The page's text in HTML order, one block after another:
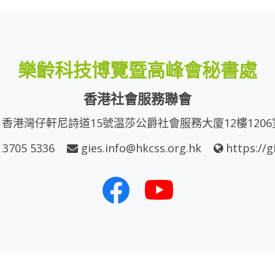
樂齡科技博覽暨高峰會秘書處
香港社會服務聯會
港灣仔軒尼詩道15號温莎公爵社會服務大廈12樓1206
5336
gies.info@hkcss.org.hk https://